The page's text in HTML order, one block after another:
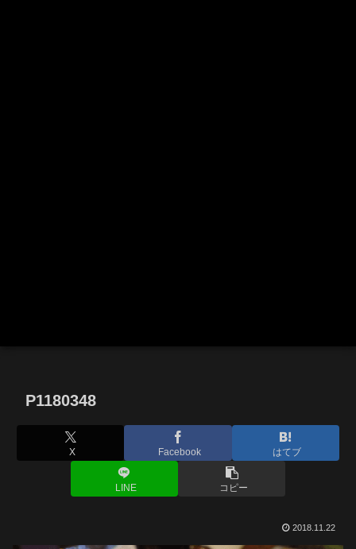
P1180348
X Facebook はてブ
LINE コピー
2018.11.22